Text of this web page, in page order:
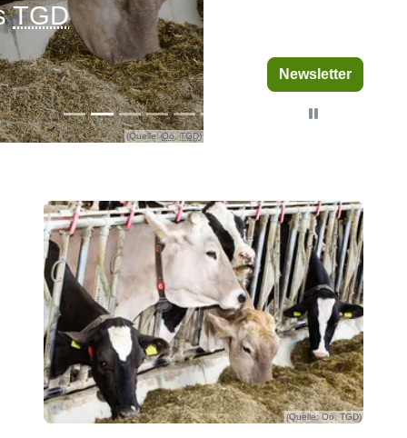
Pause
Oö.TGDNewsletter
Newsletter
(Quelle: Oö. TGD)